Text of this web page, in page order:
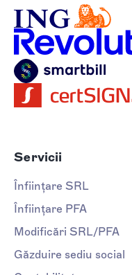
Servicii
Înființare SRL
Înființare PFA
Modificări SRL/PFA
Găzduire sediu social